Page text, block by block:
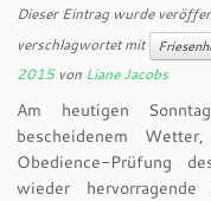
Dieser Eintrag wurde
verschlagwortet mit
2015 von Liane Jacobs
Am heutigen
bescheidenem
Obedience-Prüfung
wieder